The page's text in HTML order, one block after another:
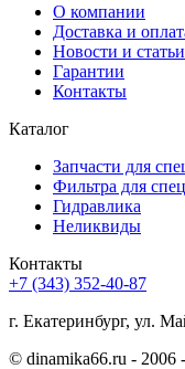
О компании
Доставка и
Новости и статьи
Гарантии
Контакты
Каталог
Запчасти для
Фильтра для
Гидравлика
Неликвиды
Контакты
+7 (343) 352-40-87
г. Екатеринбург, ул.
© dinamika66.ru - 2006